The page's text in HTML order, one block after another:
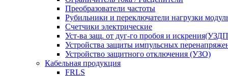
Преобразователи частоты
Рубильники и переключатели нагрузки
Счетчики электрические
Уст-ва защ. от дуг-го пробоя и
Устройства защиты импульсных
Устройство защитного отключения (УЗО)
Кабельная продукция
FRLS